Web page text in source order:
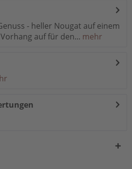
- heller Nougat auf einem
auf für den... mehr